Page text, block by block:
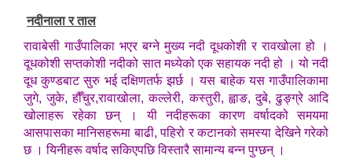
नदीनाला र ताल
रावाबेसी गाउँपालिका भएर बग्ने मुख्य नदी दूधकोशी र रावखोला हो ।
दूधकोशी सप्तकोशी नदीको सात मध्येको एक सहायक नदी हो । यो नदी
दूध कुण्डबाट सुरु भई दक्षिणतर्फ झर्छ । यस बाहेक यस गाउँपालिकामा
जुगे, जुके, हौँचुर,रावाखोला, कल्लेरी, कस्तुरी, ह्वाङ, दुबे, ढुङ्ग्रे आदि
खोलाहरू रहेका छन् । यी नदीहरूका कारण वर्षादको समयमा
आसपासका मानिसहरूमा बाढी, पहिरो र कटानको समस्या देखिने गरेको
छ । यिनीहरू वर्षाद सकिएपछि विस्तारै सामान्य बन्न पुग्छन् ।